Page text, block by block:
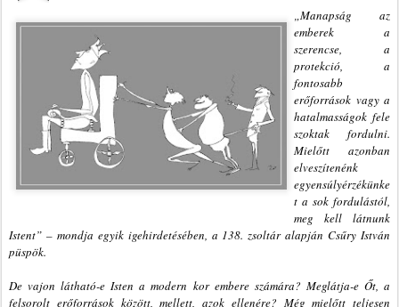
„Manapság az
emberek a
szerencse, a
protekció, a
fontosabb
erőforrások vagy a
hatalmasságok fele
szoktak fordulni.
Mielőtt azonban
elveszítenénk
egyensúlyérzékünke
t a sok fordulástól,
meg kell látnunk
Istent” – mondja egyik igehirdetésében, a 138. zsoltár alapján Csűry István
püspök.
De vajon látható-e Isten a modern kor embere számára? Meglátja-e Őt, a
felsorolt erőforrások között, mellett, azok ellenére? Még mielőtt teljesen